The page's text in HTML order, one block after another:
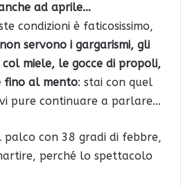
ad aprile…
condizioni è faticosissimo,
servono i gargarismi, gli
miele, le gocce di propoli,
fino al mento: stai con quel
pure continuare a parlare…
con 38 gradi di febbre,
perché lo spettacolo